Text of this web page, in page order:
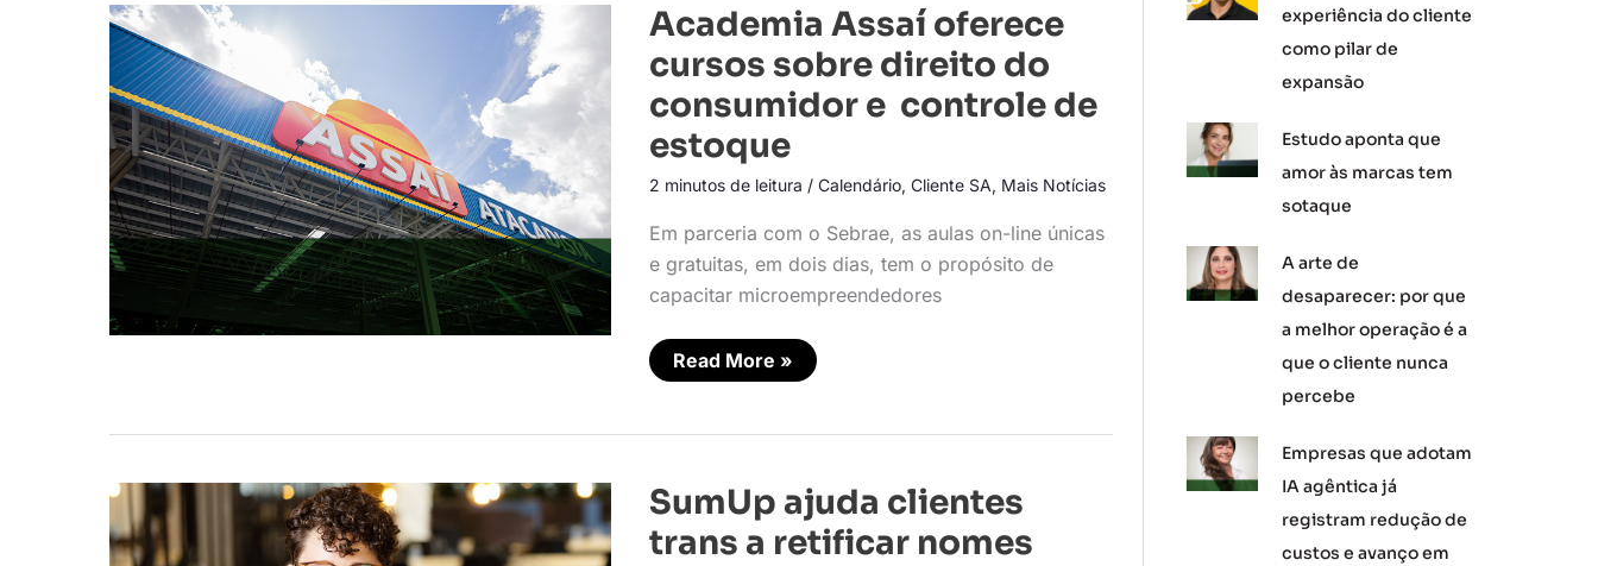
Academia Assaí oferece
cursos sobre direito do
consumidor e controle de
estoque
2 minutos de leitura / Calendário, Cliente SA, Mais Notícias
Em parceria com o Sebrae, as aulas on-line únicas
e gratuitas, em dois dias, tem o propósito de
capacitar microempreendedores
Academia
Assaí
oferece
cursos
direito
do
consumidor
e
controle
estoque
Read More »
SumUp ajuda clientes
trans a retificar nomes
SumUp
ajuda
clientes
trans
experiência do cliente
como pilar de
expansão
Estudo aponta que
amor às marcas tem
sotaque
A arte de
desaparecer: por que
a melhor operação é a
que o cliente nunca
percebe
Empresas que adotam
IA agêntica já
registram redução de
custos e avanço em